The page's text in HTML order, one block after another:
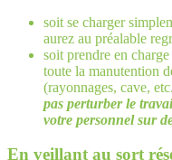
soit se charger
aurez au préalable
soit prendre en
toute la manutention
(rayonnages, cave,
pas perturber le
votre personnel sur
En veillant au sort